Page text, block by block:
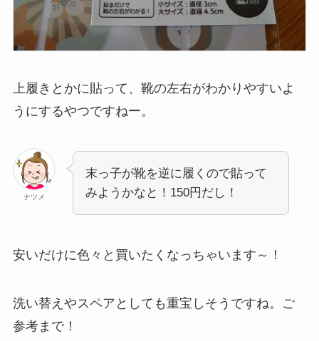
上履きとかに貼って、靴の左右がわかりやすいよ
うにするやつですねー。
ナツメ
末っ子が靴を逆に履くので貼って
みようかなと！150円だし！
安いだけに色々と買いたくなっちゃいます～！
洗い替えやスペアとしても重宝しそうですね。ご
参考まで！